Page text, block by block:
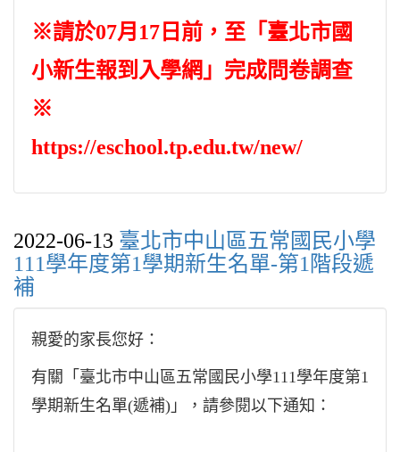
※請於07月17日前，至「臺北市國
小新生報到入學網」完成問卷調查
※
https://eschool.tp.edu.tw/new/
2022-06-13 臺北市中山區五常國民小學
111學年度第1學期新生名單-第1階段遞
補
親愛的家長您好：
有關「臺北市中山區五常國民小學111學年度第1
學期新生名單(遞補)」，請參閱以下通知：